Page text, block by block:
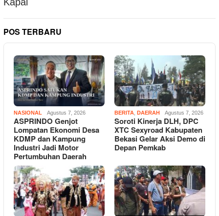
POS TERBARU
NASIONAL Agustus 7, 2026
ASPRINDO Genjot
Lompatan Ekonomi Desa
KDMP dan Kampung
Industri Jadi Motor
Pertumbuhan Daerah
BERITA, DAERAH Agustus 7, 2026
Soroti Kinerja DLH, DPC
XTC Sexyroad Kabupaten
Bekasi Gelar Aksi Demo di
Depan Pemkab